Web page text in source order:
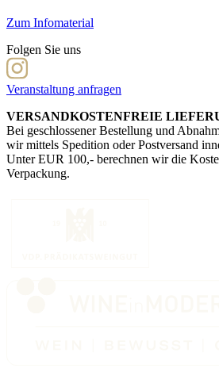
Zum Infomaterial
Folgen Sie uns
Veranstaltung anfragen
VERSANDKOSTENFREIE
Bei geschlossener Bestellung und
wir mittels Spedition oder Postversand
Unter EUR 100,- berechnen wir die
Verpackung.